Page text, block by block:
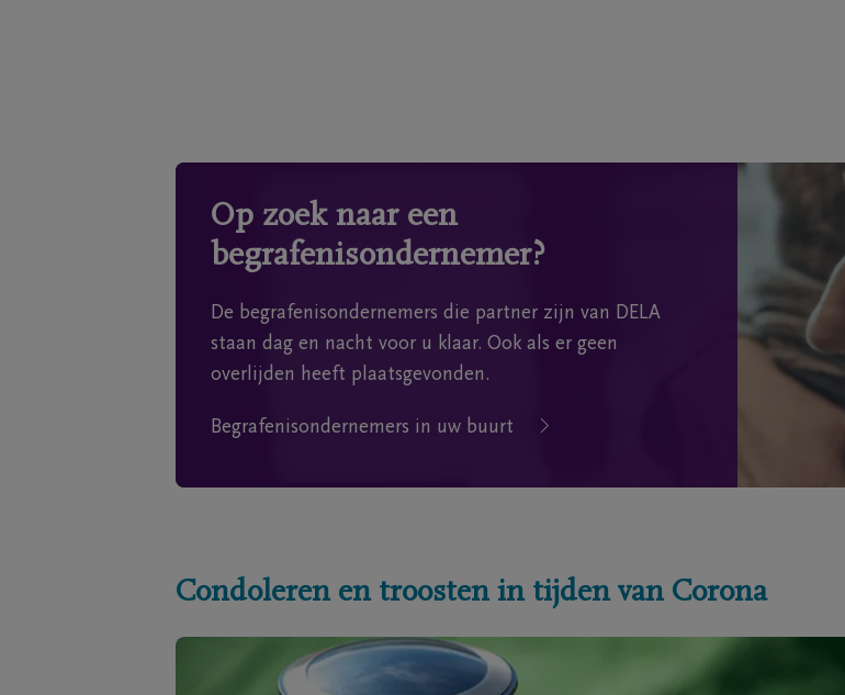
Op zoek naar een
begrafenisondernemer?
De begrafenisondernemers die partner zijn van DELA
staan dag en nacht voor u klaar. Ook als er geen
overlijden heeft plaatsgevonden.
Begrafenisondernemers in uw buurt
Condoleren en troosten in tijden van Corona